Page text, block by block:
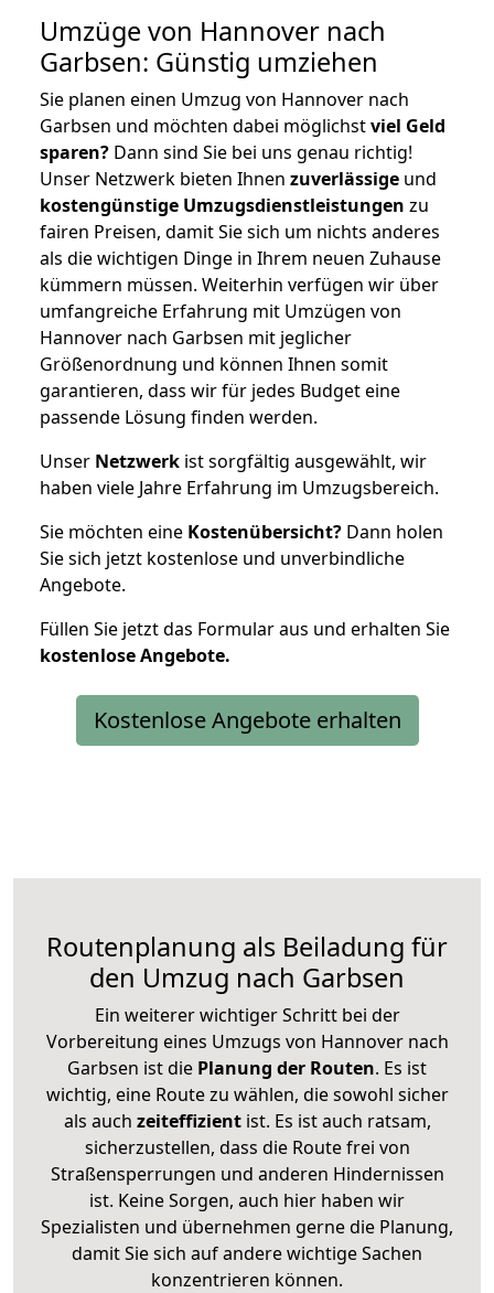
Umzüge von Hannover nach
Garbsen: Günstig umziehen
Sie planen einen Umzug von Hannover nach
Garbsen und möchten dabei möglichstviel Geld
sparen? Dann sind Sie bei uns genau richtig!
Unser Netzwerk bieten Ihnen zuverlässige und
kostengünstige Umzugsdienstleistungen zu
fairen Preisen, damit Sie sich um nichts anderes
als die wichtigen Dinge in Ihrem neuen Zuhause
kümmern müssen. Weiterhin verfügen wir über
umfangreiche Erfahrung mit Umzügen von
Hannover nach Garbsen mit jeglicher
Größenordnung und können Ihnen somit
garantieren, dass wir für jedes Budget eine
passende Lösung finden werden.
Unser Netzwerk ist sorgfältig ausgewählt, wir
haben viele Jahre Erfahrung im Umzugsbereich.
Sie möchten eine Kostenübersicht? Dann holen
Sie sich jetzt kostenlose und unverbindliche
Angebote.
Füllen Sie jetzt das Formular aus und erhalten Sie
kostenloseAngebote.
Kostenlose Angebote erhalten
Routenplanung als Beiladung für
den Umzug nach Garbsen
Ein weiterer wichtiger Schritt bei der
Vorbereitung eines Umzugs von Hannover nach
Garbsen ist die Planung der Routen. Es ist
wichtig, eine Route zu wählen, die sowohl sicher
als auch zeiteffizientist. Es ist auch ratsam,
sicherzustellen, dass die Route frei von
Straßensperrungen und anderen Hindernissen
ist. Keine Sorgen, auch hier haben wir
Spezialisten und übernehmen gerne die Planung,
damit Sie sich auf andere wichtige Sachen
konzentrieren können.